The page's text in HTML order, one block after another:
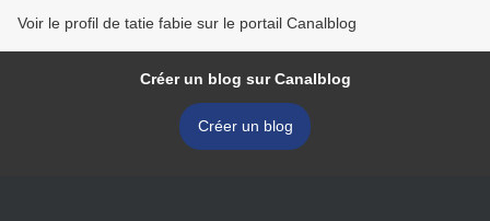
Voir le profil de tatie fabie sur le portail Canalblog
Créer un blog sur Canalblog
Créer un blog